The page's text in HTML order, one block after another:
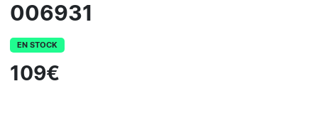
006931
EN STOCK
109€